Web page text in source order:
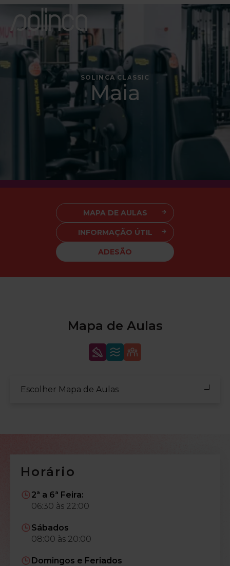
SOLINCA CLASSIC
Maia
MAPA DE AULAS
INFORMAÇÃO ÚTIL
ADESÃO
Mapa de Aulas
Escolher Mapa de Aulas
Horário
2ª a 6ª Feira:
06:30 às 22:00
Sábados
08:00 às 20:00
Domingos e Feriados